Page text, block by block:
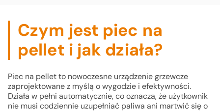
Czym jest piec na
pellet i jak działa?
Piec na pellet to nowoczesne urządzenie grzewcze
zaprojektowane z myślą o wygodzie i efektywności.
Działa w pełni automatycznie, co oznacza, że użytkownik
nie musi codziennie uzupełniać paliwa ani martwić się o